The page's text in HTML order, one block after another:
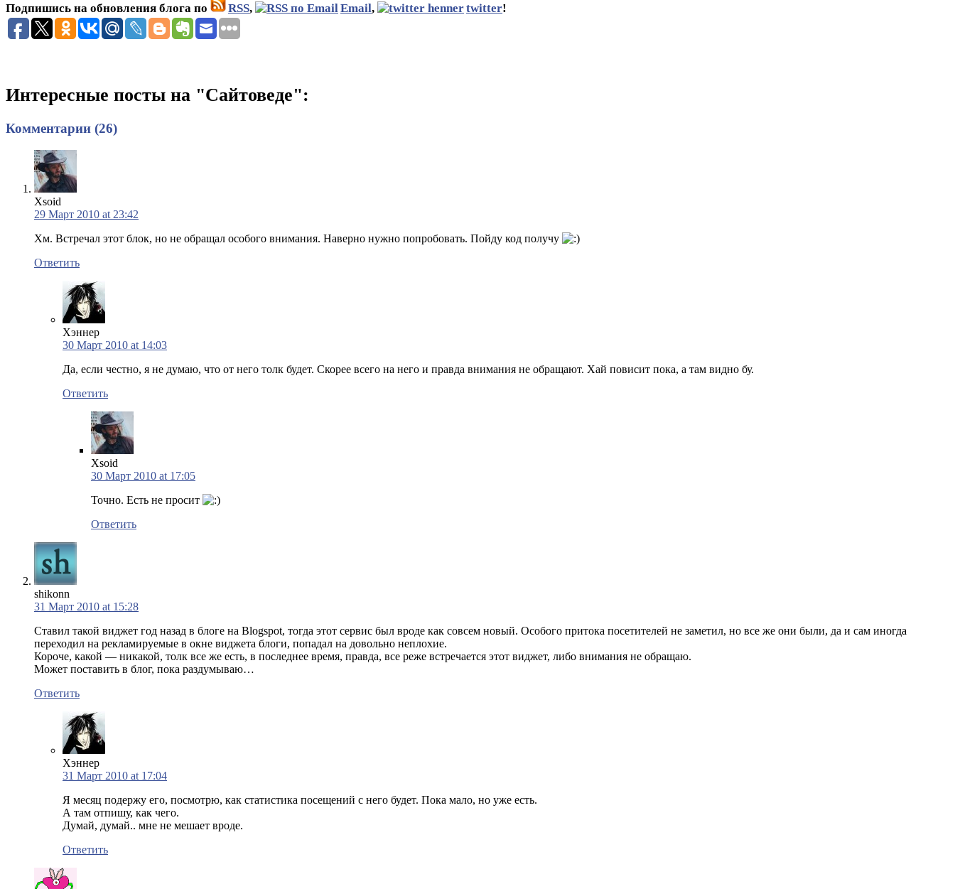
Подпишись на обновления блога по RSS, Email, twitter!
Интересные посты на "Сайтоведе":
Комментарии (26)
Xsoid
29 Март 2010 at 23:42
Хм. Встречал этот блок, но не обращал особого внимания. Наверно нужно попробовать. Пойду код получу
Ответить
Хэннер
30 Март 2010 at 14:03
Да, если честно, я не думаю, что от него толк будет. Скорее всего на него и правда внимания не обращают. Хай повисит пока, а там видно бу.
Ответить
Xsoid
30 Март 2010 at 17:05
Точно. Есть не просит
Ответить
shikonn
31 Март 2010 at 15:28
Ставил такой виджет год назад в блоге на Blogspot, тогда этот сервис был вроде как совсем новый. Особого притока посетителей не заметил, но все же они были, да и сам иногда
переходил на рекламируемые в окне виджета блоги, попадал на довольно неплохие.
Короче, какой — никакой, толк все же есть, в последнее время, правда, все реже встречается этот виджет, либо внимания не обращаю.
Может поставить в блог, пока раздумываю…
Ответить
Хэннер
31 Март 2010 at 17:04
Я месяц подержу его, посмотрю, как статистика посещений с него будет. Пока мало, но уже есть.
А там отпишу, как чего.
Думай, думай.. мне не мешает вроде.
Ответить